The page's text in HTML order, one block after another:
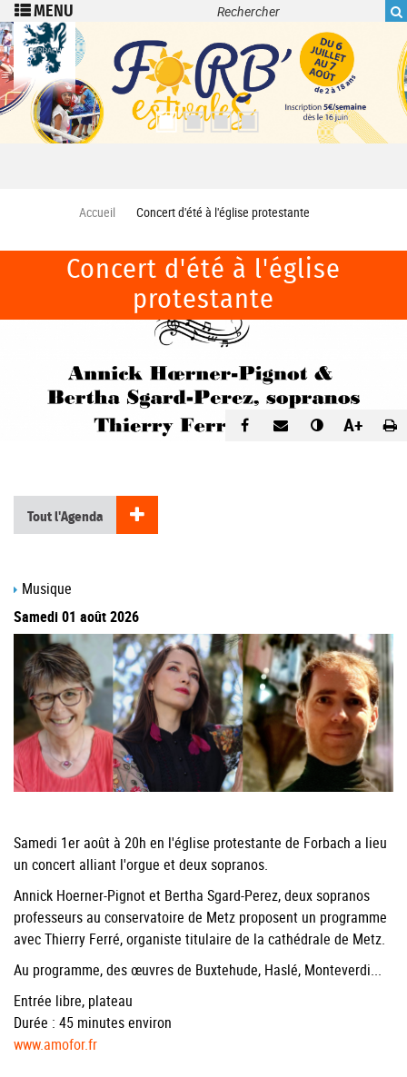
Aller au contenu principal
Recherche
Accueil Concert d'été à l'église protestante
Concert d'été à l'église
protestante
A+
Tout l'Agenda
Musique
Samedi 01 août 2026
Samedi 1er août à 20h en l'église protestante de Forbach a lieu
un concert alliant l'orgue et deux sopranos.
Annick Hoerner-Pignot et Bertha Sgard-Perez, deux sopranos
professeurs au conservatoire de Metz proposent un programme
avec Thierry Ferré, organiste titulaire de la cathédrale de Metz.
Au programme, des œuvres de Buxtehude, Haslé, Monteverdi...
Entrée libre, plateau
Durée : 45 minutes environ
www.amofor.fr